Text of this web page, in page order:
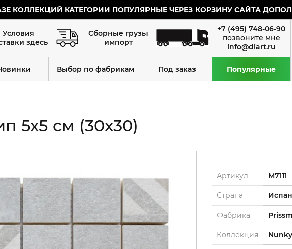
КОЛЛЕКЦИЙ КАТЕГОРИИ ПОПУЛЯРНЫЕ ЧЕРЕЗ КОРЗИНУ САЙТА
Условия
здесь
Сборные грузы
импорт
+7 (495) 748-06-90
info@diart.ru
Выбор по фабрикам Под заказ Популярные
5х5 см (30х30)
Артикул М7111
Страна
Фабрика
Коллекция